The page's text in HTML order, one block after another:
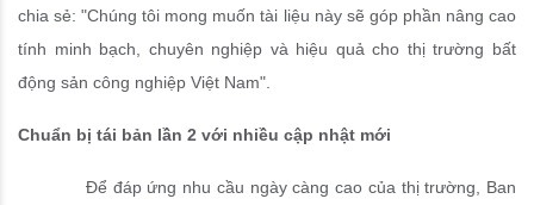
chia sẻ: "Chúng tôi mong muốn tài liệu này sẽ góp phần nâng cao
tính minh bạch, chuyên nghiệp và hiệu quả cho thị trường bất
động sản công nghiệp Việt Nam".
Chuẩn bị tái bản lần 2 với nhiều cập nhật mới
Để đáp ứng nhu cầu ngày càng cao của thị trường, Ban